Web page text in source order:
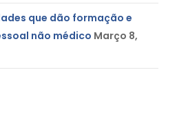
que dão formação e
não médico Março 8,